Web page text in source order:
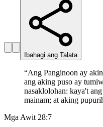
Ibahagi ang Talata
“Ang Panginoon ay
ang aking puso ay
nasaklolohan: kaya't
mainam; at aking
Mga Awit 28:7